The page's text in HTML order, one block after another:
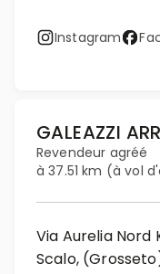
Instagram
GALEAZZI
Revendeur agréé
à 37.51 km (à vol
Via Aurelia Nord
Scalo,